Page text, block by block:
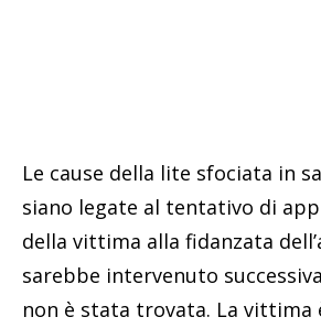
Le cause della lite sfociata in
siano legate al tentativo di
della vittima alla fidanzata
sarebbe intervenuto
non è stata trovata. La